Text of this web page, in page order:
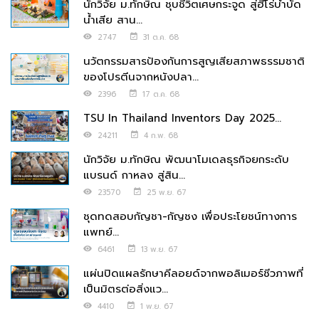
นักวิจัย ม.ทักษิณ ชุบชีวิตเศษกระจูด สู่ฮีโร่บำบัด
น้ำเสีย สาน...
2747 31 ต.ค. 68
นวัตกรรมสารป้องกันการสูญเสียสภาพธรรมชาติ
ของโปรตีนจากหนังปลา...
2396 17 ต.ค. 68
TSU In Thailand Inventors Day 2025...
24211 4 ก.พ. 68
นักวิจัย ม.ทักษิณ พัฒนาโมเดลธุรกิจยกระดับ
แบรนด์ กาหลง สู่สิน...
23570 25 พ.ย. 67
ชุดทดสอบกัญชา-กัญชง เพื่อประโยชน์ทางการ
แพทย์...
6461 13 พ.ย. 67
แผ่นปิดแผลรักษาคีลอยด์จากพอลิเมอร์ชีวภาพที่
เป็นมิตรต่อสิ่งแว...
4410 1 พ.ย. 67